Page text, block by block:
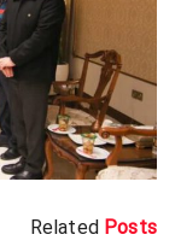
Related Posts